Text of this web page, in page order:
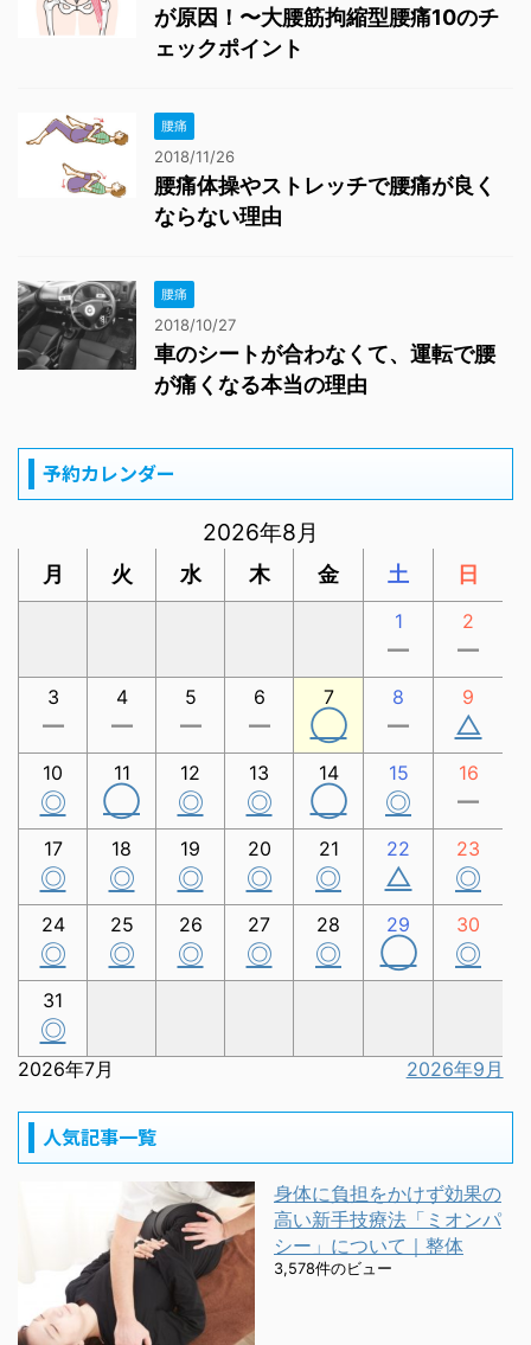
が原因！〜大腰筋拘縮型腰痛10のチ
ェックポイント
腰痛
2018/11/26
腰痛体操やストレッチで腰痛が良く
ならない理由
腰痛
2018/10/27
車のシートが合わなくて、運転で腰
が痛くなる本当の理由
予約カレンダー
2026年8月
月 火 水 木 金 土 日
1
ー
2
ー
3
ー
4
ー
5
ー
6
ー
7
◯
8
ー
9
△
10
◎
11
◯
12
◎
13
◎
14
◯
15
◎
16
ー
17
◎
18
◎
19
◎
20
◎
21
◎
22
△
23
◎
24
◎
25
◎
26
◎
27
◎
28
◎
29
◯
30
◎
31
◎
2026年7月 2026年9月
人気記事一覧
身体に負担をかけず効果の
高い新手技療法「ミオンパ
シー」について｜整体
3,578件のビュー